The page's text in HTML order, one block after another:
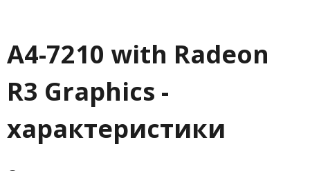
A4-7210 with Radeon
R3 Graphics -
характеристики